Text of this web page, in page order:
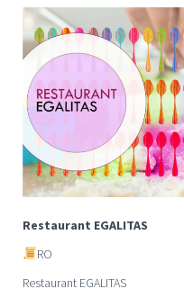
Restaurant EGALITAS
RO
Restaurant EGALITAS